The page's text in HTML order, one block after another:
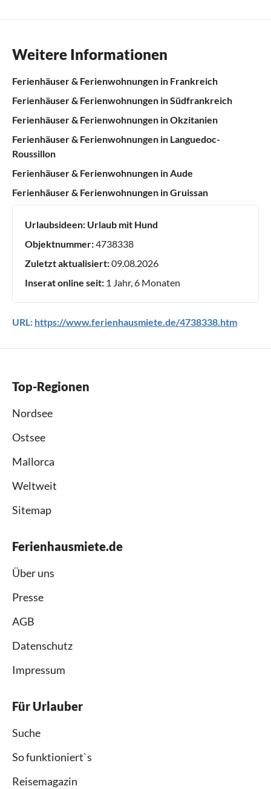
Weitere Informationen
Ferienhäuser & Ferienwohnungen in Frankreich
Ferienhäuser & Ferienwohnungen in Südfrankreich
Ferienhäuser & Ferienwohnungen in Okzitanien
Ferienhäuser & Ferienwohnungen in Languedoc-
Roussillon
Ferienhäuser & Ferienwohnungen in Aude
Ferienhäuser & Ferienwohnungen in Gruissan
Urlaubsideen: Urlaub mit Hund
Objektnummer:4738338
Zuletzt aktualisiert:09.08.2026
Inserat online seit: 1 Jahr, 6 Monaten
URL: https://www.ferienhausmiete.de/4738338.htm
Top-Regionen
Nordsee
Ostsee
Mallorca
Weltweit
Sitemap
Ferienhausmiete.de
Über uns
Presse
AGB
Datenschutz
Impressum
Für Urlauber
Suche
So funktioniert`s
Reisemagazin